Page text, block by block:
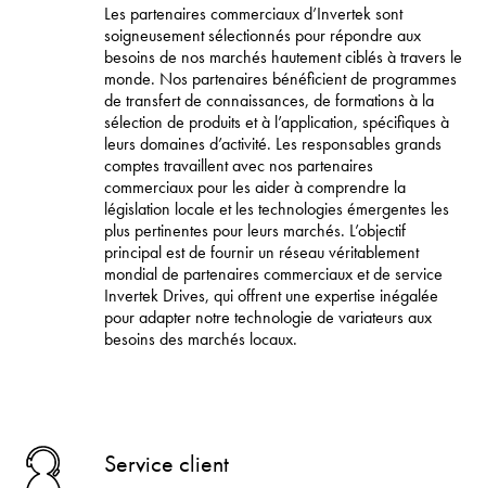
Les partenaires commerciaux d’Invertek sont
soigneusement sélectionnés pour répondre aux
besoins de nos marchés hautement ciblés à travers le
monde. Nos partenaires bénéficient de programmes
de transfert de connaissances, de formations à la
sélection de produits et à l’application, spécifiques à
leurs domaines d’activité. Les responsables grands
comptes travaillent avec nos partenaires
commerciaux pour les aider à comprendre la
législation locale et les technologies émergentes les
plus pertinentes pour leurs marchés. L’objectif
principal est de fournir un réseau véritablement
mondial de partenaires commerciaux et de service
Invertek Drives, qui offrent une expertise inégalée
pour adapter notre technologie de variateurs aux
besoins des marchés locaux.
Service client